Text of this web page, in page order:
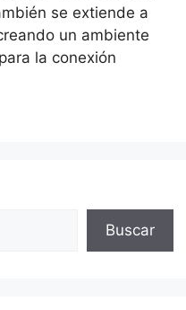
se extiende a
un ambiente
la conexión
Buscar